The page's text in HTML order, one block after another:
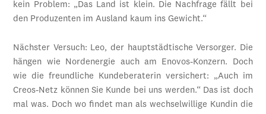
kein Problem: „Das Land ist klein. Die Nachfrage fällt bei
den Produzenten im Ausland kaum ins Gewicht.“
Nächster Versuch: Leo, der hauptstädtische Versorger. Die
hängen wie Nordenergie auch am Enovos-Konzern. Doch
wie die freundliche Kundeberaterin versichert: „Auch im
Creos-Netz können Sie Kunde bei uns werden.“ Das ist doch
mal was. Doch wo findet man als wechselwillige Kundin die